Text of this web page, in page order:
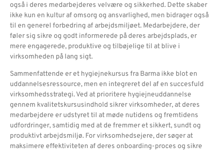
også i deres medarbejderes velvære og sikkerhed. Dette skaber
ikke kun en kultur af omsorg og ansvarlighed, men bidrager også
til en generel forbedring af arbejdsmiljøet. Medarbejdere, der
føler sig sikre og godt informerede på deres arbejdsplads, er
mere engagerede, produktive og tilbøjelige til at blive i
virksomheden på lang sigt.
Sammenfattende er et hygiejnekursus fra Barma ikke blot en
uddannelsesressource, men en integreret del af en succesfuld
virksomhedsstrategi. Ved at prioritere hygiejneuddannelse
gennem kvalitetskursusindhold sikrer virksomheder, at deres
medarbejdere er udstyret til at møde nutidens og fremtidens
udfordringer, samtidig med at de fremmer et sikkert, sundt og
produktivt arbejdsmiljø. For virksomhedsejere, der søger at
maksimere effektiviteten af deres onboarding-proces og sikre